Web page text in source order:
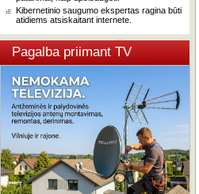
Kibernetinio saugumo ekspertas ragina būti
atidiems atsiskaitant internete.
Pagalba priimant TV